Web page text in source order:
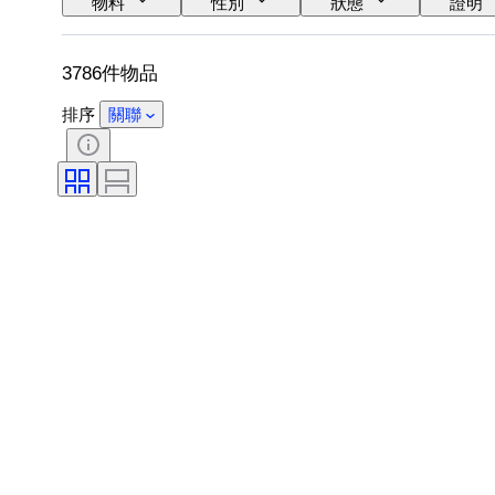
鞋尺寸
3786件物品
排序 關聯